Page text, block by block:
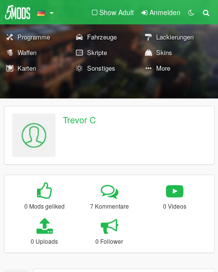
Show Adult Anmelden
Programme Fahrzeuge
Lackierungen
Waffen
Skripte
Skins
Karten
Sonstiges More
Trevor C
0 Mods geliked 7 Kommentare 0 Videos
0 Uploads 0 Follower